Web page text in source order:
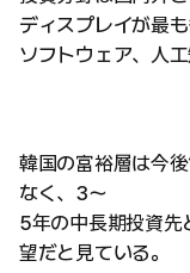
ディスプレイが最
ソフトウェア、人
韓国の富裕層は今
なく、3〜
5年の中長期投資先
望だと見ている。